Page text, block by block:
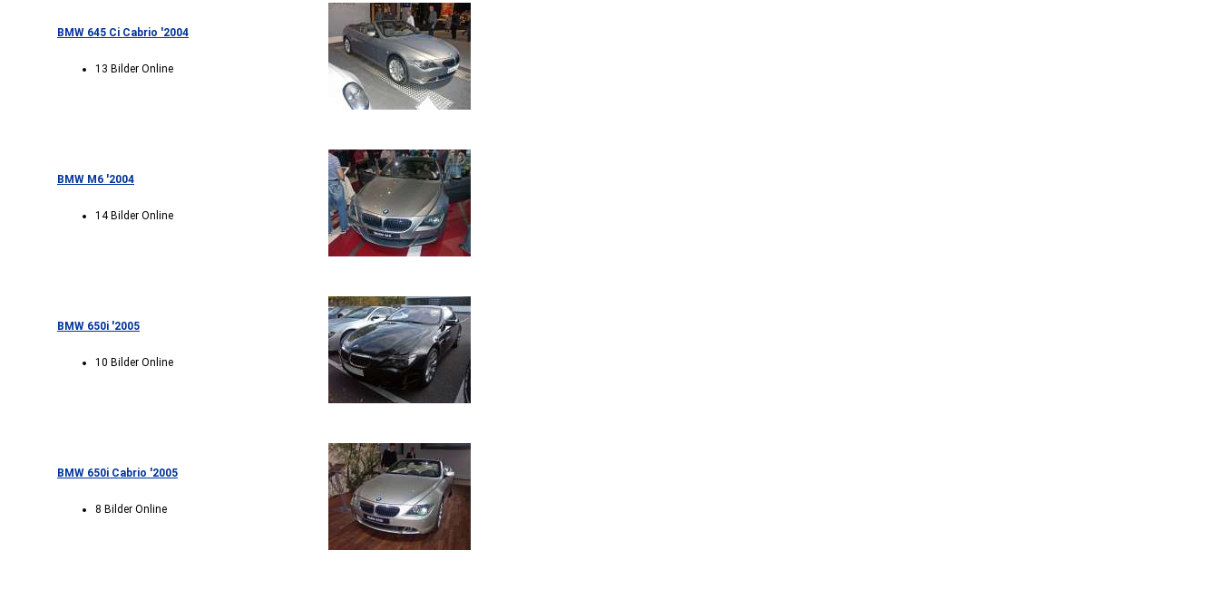
BMW 645 Ci Cabrio '2004
13 Bilder Online
BMW M6 '2004
14 Bilder Online
BMW 650i '2005
10 Bilder Online
BMW 650i Cabrio '2005
8 Bilder Online